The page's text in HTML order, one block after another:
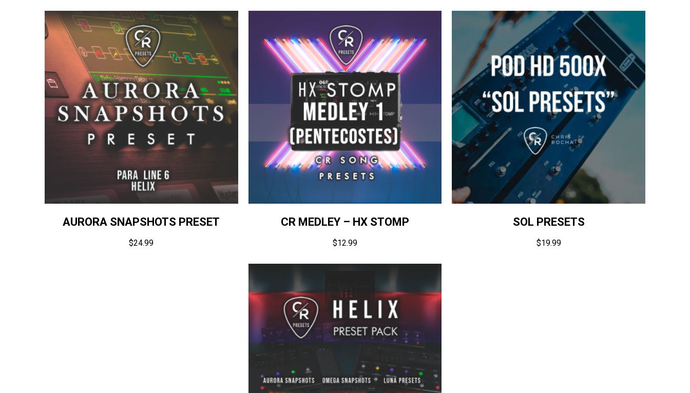
AURORA SNAPSHOTS PRESET
$24.99
CR MEDLEY – HX STOMP
$12.99
SOL PRESETS
$19.99